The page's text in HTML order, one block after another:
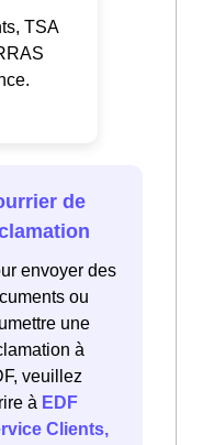
TSA
de
envoyer des
ou
une
à
veuillez
à EDF
Clients,